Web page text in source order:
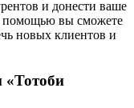
и донести ваше
помощью вы сможете
новых клиентов и
«Тотоби